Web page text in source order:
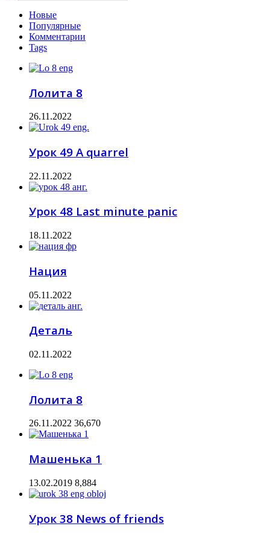
Новые
Популярные
Комментарии
Tags
Лолита 8
26.11.2022
Урок 49 A quarrel
22.11.2022
Урок 48 Last minute panic
18.11.2022
Нация
05.11.2022
Деталь
02.11.2022
Лолита 8
26.11.2022 36,670
Машенька 1
13.02.2019 8,884
Урок 38 News of friends